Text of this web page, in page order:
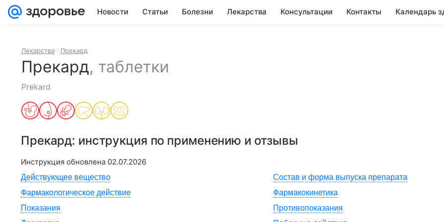
Новости Статьи Болезни Лекарства Консультации Контакты Календарь
Лекарства Прекард
Прекард, таблетки
Prekard
Прекард: инструкция по применению и отзывы
Инструкция обновлена 02.07.2026
Действующее вещество
Состав и форма выпуска препарата
Фармакологическое действие
Фармакокинетика
Показания
Противопоказания